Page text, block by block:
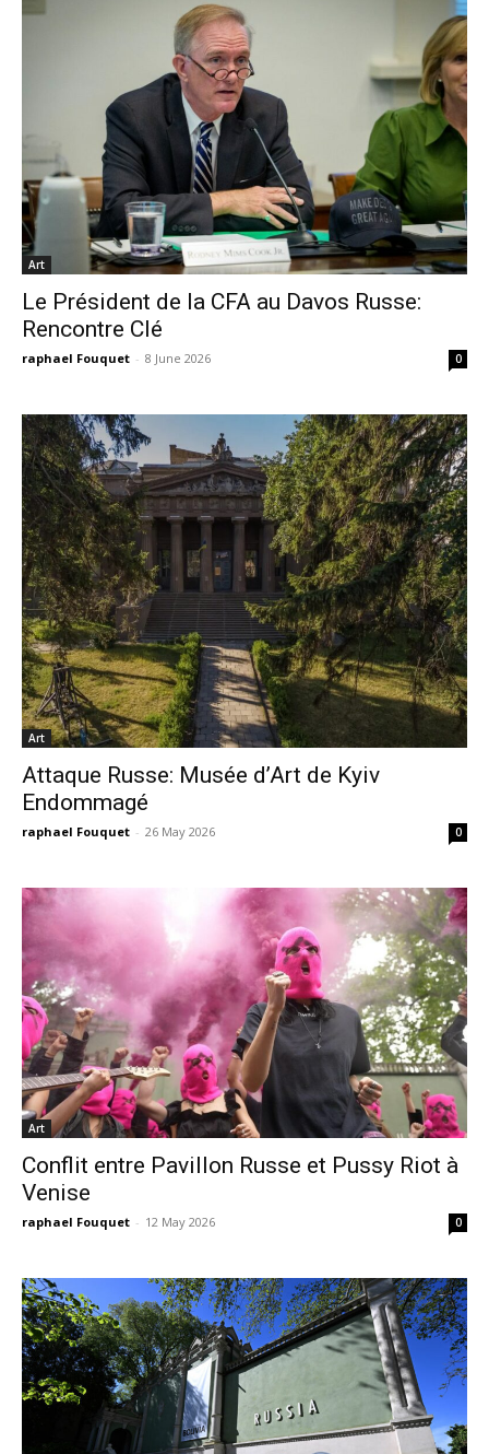
Art
Le Président de la CFA au Davos Russe:
Rencontre Clé
raphael Fouquet - 8 June 2026 0
Art
Attaque Russe: Musée d’Art de Kyiv
Endommagé
raphael Fouquet - 26 May 2026 0
Art
Conflit entre Pavillon Russe et Pussy Riot à
Venise
raphael Fouquet - 12 May 2026 0